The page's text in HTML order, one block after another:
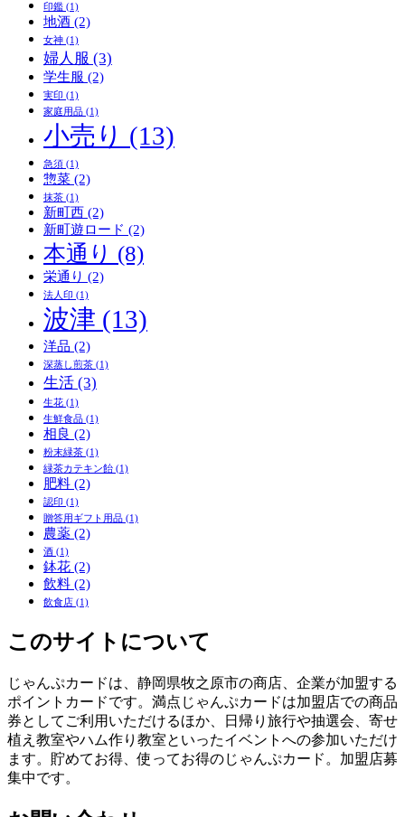
印鑑 (1)
地酒 (2)
女神 (1)
婦人服 (3)
学生服 (2)
実印 (1)
家庭用品 (1)
小売り (13)
急須 (1)
惣菜 (2)
抹茶 (1)
新町西 (2)
新町遊ロード (2)
本通り (8)
栄通り (2)
法人印 (1)
波津 (13)
洋品 (2)
深蒸し煎茶 (1)
生活 (3)
生花 (1)
生鮮食品 (1)
相良 (2)
粉末緑茶 (1)
緑茶カテキン飴 (1)
肥料 (2)
認印 (1)
贈答用ギフト用品 (1)
農薬 (2)
酒 (1)
鉢花 (2)
飲料 (2)
飲食店 (1)
このサイトについて
じゃんぷカードは、静岡県牧之原市の商店、企業が加盟する
ポイントカードです。満点じゃんぷカードは加盟店での商品
券としてご利用いただけるほか、日帰り旅行や抽選会、寄せ
植え教室やハム作り教室といったイベントへの参加いただけ
ます。貯めてお得、使ってお得のじゃんぷカード。加盟店募
集中です。